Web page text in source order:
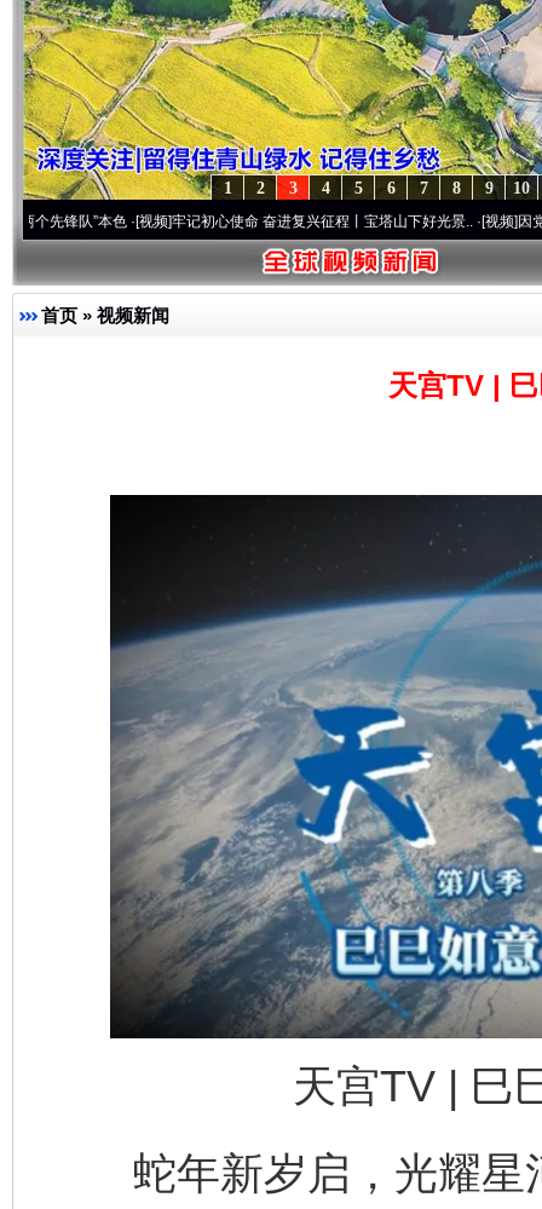
10
9
8
7
6
5
4
3
2
1
”本色·[视频]牢记初心使命 奋进复兴征程丨宝塔山下好光景..·[视频]因党而生 为党
首页 » 视频新闻
天宫TV |
天宫TV | 巳
蛇年新岁启，光耀星